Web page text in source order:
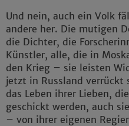
Und nein, auch ein Volk
andere her. Die mutigen
die Dichter, die
Künstler, alle, die in
den Krieg – sie leisten
jetzt in Russland verrückt
das Leben ihrer Lieben,
geschickt werden, auch
– von ihrer eigenen